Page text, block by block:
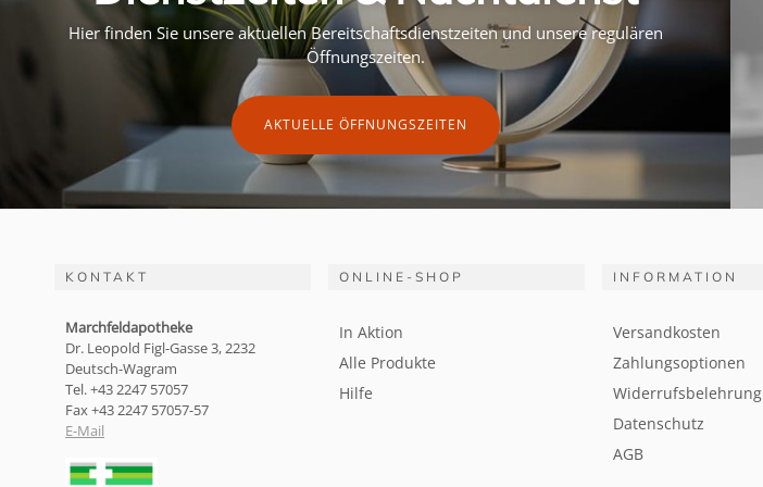
Hier finden Sie unsere aktuellen Bereitschaftsdienstzeiten und unsere regulären
Öffnungszeiten.
AKTUELLE ÖFFNUNGSZEITEN
KONTAKT
Marchfeldapotheke
Dr. Leopold Figl-Gasse 3, 2232
Deutsch-Wagram
Tel. +43 2247 57057
Fax +43 2247 57057-57
E-Mail
ONLINE-SHOP
In Aktion
Alle Produkte
Hilfe
INFORMATION
Versandkosten
Zahlungsoptionen
Widerrufsbelehrung
Datenschutz
AGB